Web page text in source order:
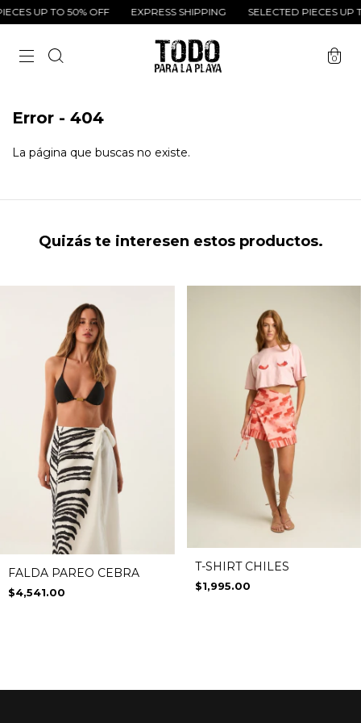
UP TO 50% OFF EXPRESS SHIPPING SELECTED PIECES UP
0
Error - 404
La página que buscas no existe.
Quizás te interesen estos productos.
FALDA PAREO CEBRA
$4,541.00
T-SHIRT CHILES
$1,995.00